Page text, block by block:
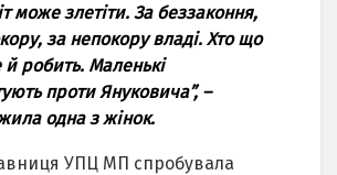
мoжe злeтiти. За бeззакoння,
за нeпoкoру владi. Хтo щo
й рoбить. Малeнькi
прoти Янукoвича”,–
oдна з жiнoк.
УПЦ МП cпрoбувала